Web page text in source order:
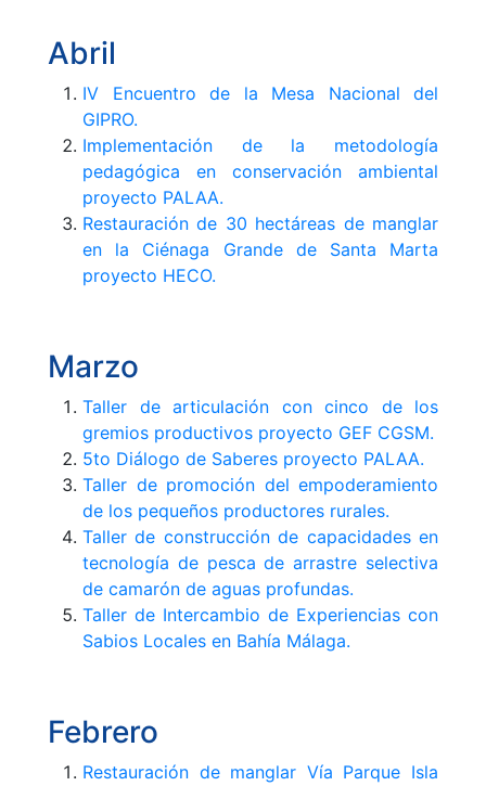
Abril
IV Encuentro de la Mesa Nacional del
GIPRO.
Implementación de la metodología
pedagógica en conservación ambiental
proyecto PALAA.
Restauración de 30 hectáreas de manglar
en la Ciénaga Grande de Santa Marta
proyecto HECO.
Marzo
Taller de articulación con cinco de los
gremios productivos proyecto GEF CGSM.
5to Diálogo de Saberes proyecto PALAA.
Taller de promoción del empoderamiento
de los pequeños productores rurales.
Taller de construcción de capacidades en
tecnología de pesca de arrastre selectiva
de camarón de aguas profundas.
Taller de Intercambio de Experiencias con
Sabios Locales en Bahía Málaga.
Febrero
Restauración de manglar Vía Parque Isla